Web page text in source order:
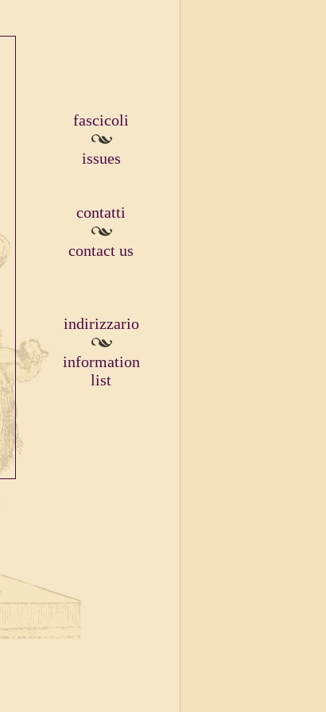
fascicoli
issues
contatti
contact us
indirizzario
information
list